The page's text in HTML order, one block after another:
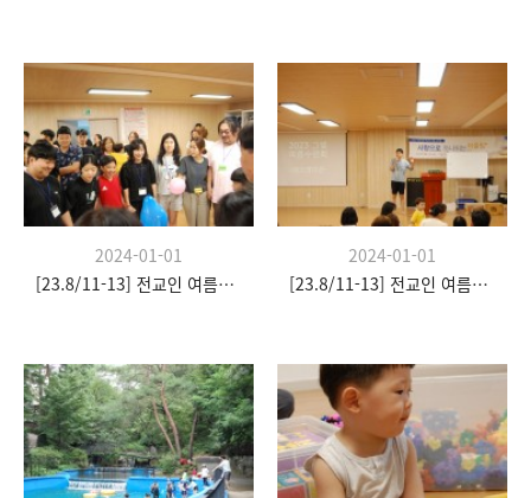
2024-01-01
[23.8/11-13] 전교인 여름수련회
2024-01-01
[23.8/11-13] 전교인 여름수련회